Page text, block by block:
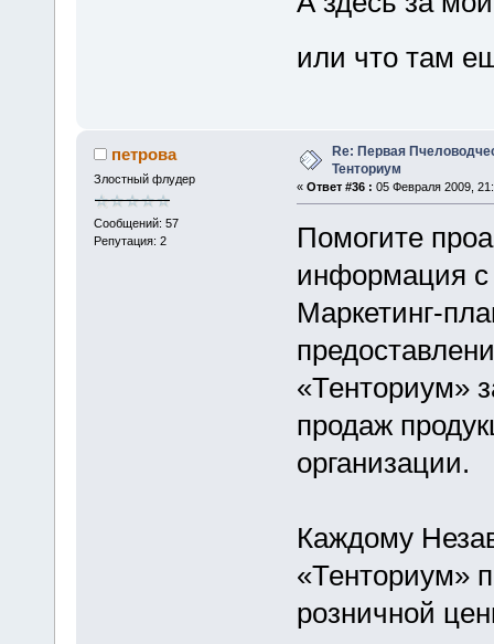
или что там
петрова
Злостный флудер
Сообщений: 57
Репутация: 2
Re: Первая
Тенториум
« Ответ #36 : 05 Февраля 2009,
Помогите
информация с
Маркетинг-
«Тенториум»
продаж
организации.
Каждому
«Тенториум»
розничной